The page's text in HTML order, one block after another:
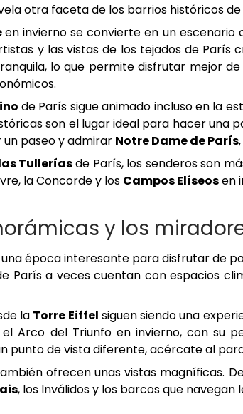
otra faceta de los barrios históricos de
en invierno se convierte en un escenario
y las vistas de los tejados de París
lo que permite disfrutar mejor
de París sigue animado incluso en la
son el lugar ideal para hacer una
paseo y admirar Notre Dame de París
Tulleríasde París, los senderos son
la Concorde y los Campos Elíseosen
y los
una época interesante para disfrutar de
París a veces cuentan con espacios
la Torre Eiffel siguen siendo una
el Arco del Triunfo en invierno, con su
punto de vista diferente, acércate al
ofrecen unas vistas magníficas.
, los Inválidos y los barcos que navegan